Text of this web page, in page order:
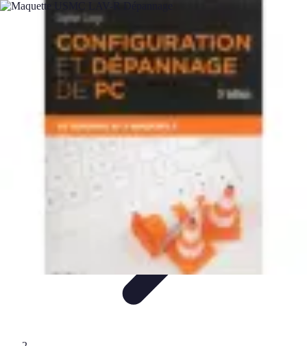
Plomberie Rapide
Outils et Équipements
Dépannage plomberie
Plomberie Rapide